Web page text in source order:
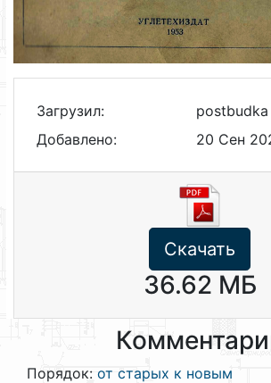
Загрузил:
postbudka
Добавлено:
20 Сен
Скачать
36.62 МБ
Порядок: от старых к новым